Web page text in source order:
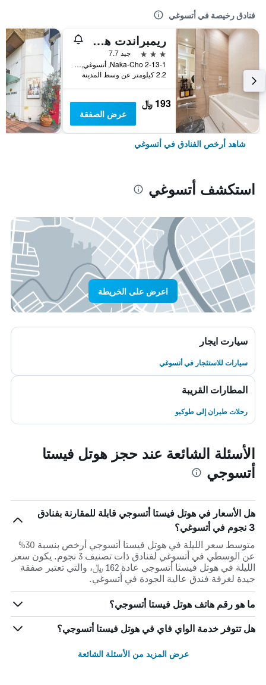
فنادق رخيصة في أتسوغي
ريمبراندت هوتل أتسوجي
3 نجوم
جيد 7.7
2-13-1 Naka-Cho, أتسوغي, اليابان
2.2 كيلومتر عن وسط المدينة
193 ﷼
عرض الصفقة
شاهد أرخص الفنادق في أتسوغي
استكشف أتسوغي
اعرض على الخريطة
سيارت ايجار
سيارات للاستئجار في أتسوغي
المطارات القريبة
رحلات طيران إلى طوكيو
الأسئلة الشائعة عند حجز هوتل فيستا
أتسوجي
هل الأسعار في هوتل فيستا أتسوجي قابلة للمقارنة بفنادق
3 نجوم في أتسوغي؟
متوسط سعر الليلة في هوتل فيستا أتسوجي أرخص بنسبة 30%
عن الوسطي في أتسوغي لفنادق ذات تصنيف 3 نجوم. يكون سعر
الليلة في هوتل فيستا أتسوجي عادة 162 ﷼، والتي تعتبر صفقة
جيدة لغرفة فندق عالية الجودة في أتسوغي.
ما هو رقم هاتف هوتل فيستا أتسوجي؟
هل تتوفر خدمة الواي فاي في هوتل فيستا أتسوجي؟
عرض المزيد من الأسئلة الشائعة